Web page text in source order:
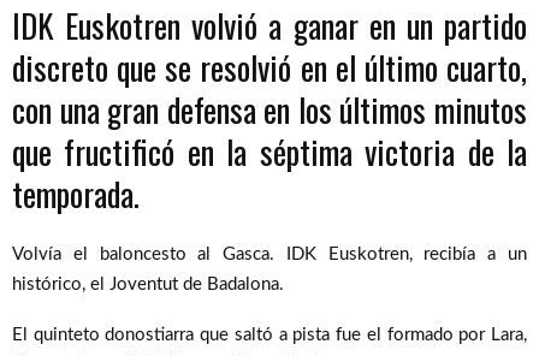
IDK Euskotren volvió a ganar en un partido
discreto que se resolvió en el último cuarto,
con una gran defensa en los últimos minutos
que fructificó en la séptima victoria de la
temporada.
Volvía el baloncesto al Gasca. IDK Euskotren, recibía a un
histórico, el Joventut de Badalona.
El quinteto donostiarra que saltó a pista fue el formado por Lara,